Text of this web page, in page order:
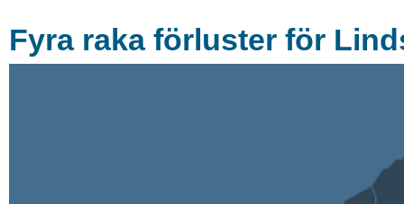
Fyra raka förluster för